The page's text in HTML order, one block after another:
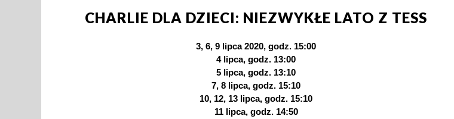
CHARLIE DLA DZIECI: NIEZWYKŁE LATO Z TESS
3, 6, 9 lipca 2020, godz. 15:00
4 lipca, godz. 13:00
5 lipca, godz. 13:10
7, 8 lipca, godz. 15:10
10, 12, 13 lipca, godz. 15:10
11 lipca, godz. 14:50